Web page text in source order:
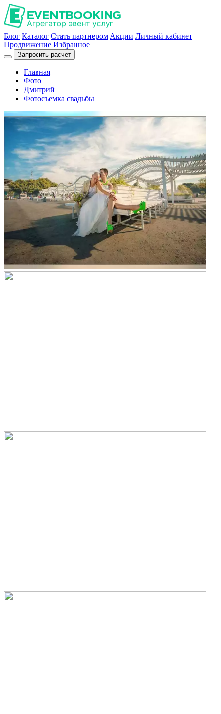
Блог Каталог Стать партнером Акции Личный кабинет
Продвижение Избранное
Запросить расчет
Главная
Фото
Дмитрий
Фотосъемка свадьбы